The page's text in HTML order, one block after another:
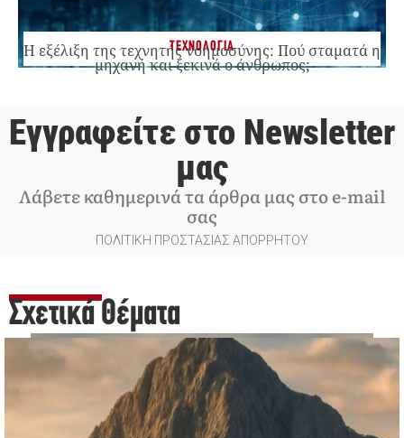
ΤΕΧΝΟΛΟΓΙΑ
Η εξέλιξη της τεχνητής νοημοσύνης: Πού σταματά η
μηχανή και ξεκινά ο άνθρωπος;
Εγγραφείτε στο Newsletter
μας
Λάβετε καθημερινά τα άρθρα μας στο e-mail
σας
ΠΟΛΙΤΙΚΗ ΠΡΟΣΤΑΣΙΑΣ ΑΠΟΡΡΗΤΟΥ
Σχετικά Θέματα